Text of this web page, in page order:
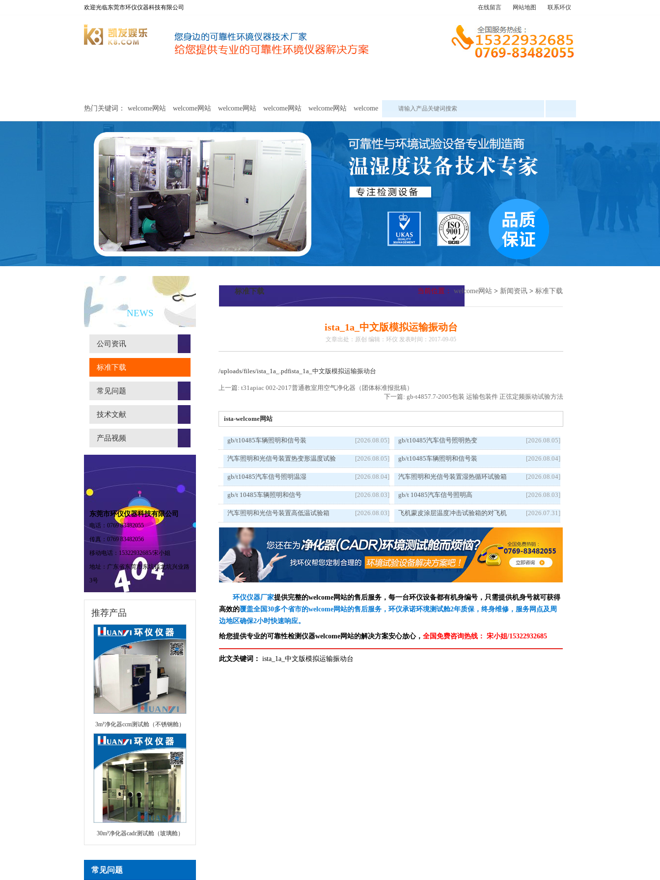
欢迎光临东莞市环仪仪器科技有限公司 在线留言 网站地图 联系环仪
关于环仪 联系环仪
热门关键词： welcome网站 welcome网站 welcome网站 welcome网站 welcome网站 welcome
网站 welcome网站
新闻资讯
NEWS
公司资讯
标准下载
常见问题
技术文献
产品视频
东莞市环仪仪器科技有限公司
电话：0769 83482055
传真：0769 83482056
移动电话：15322932685/宋小姐
地址：广东省东莞市东坑镇龙坑兴业路
3号
推荐产品
3m³净化器ccm测试舱（不锈钢舱）
30m³净化器cadr测试舱（玻璃舱）
常见问题
当前位置： welcome网站 > 新闻资讯 > 标准下载
标准下载
ista_1a_中文版模拟运输振动台
文章出处：原创 编辑：环仪 发表时间：2017-09-05
/uploads/files/ista_1a_.pdfista_1a_中文版模拟运输振动台
上一篇: t31apiac 002-2017普通教室用空气净化器（团体标准报批稿）
下一篇: gb-t4857.7-2005包装 运输包装件 正弦定频振动试验方法
ista-welcome网站
[2026.08.05]
gb/t10485车辆照明和信号装 [2026.08.05]
gb/t10485汽车信号照明热变
[2026.08.05]
汽车照明和光信号装置热变形温度试验 [2026.08.04]
gb/t10485车辆照明和信号装
[2026.08.04]
gb/t10485汽车信号照明温湿 [2026.08.04]
汽车照明和光信号装置湿热循环试验箱
[2026.08.03]
gb/t 10485车辆照明和信号 [2026.08.03]
gb/t 10485汽车信号照明高
[2026.08.03]
汽车照明和光信号装置高低温试验箱 [2026.07.31]
飞机蒙皮涂层温度冲击试验箱的对飞机
环仪仪器厂家提供完整的welcome网站的售后服务，每一台环仪设备都有机身编号，只需提供机身号就可获得
高效的覆盖全国30多个省市的welcome网站的售后服务，环仪承诺环境测试舱2年质保，终身维修，服务网点及周
边地区确保2小时快速响应。
给您提供专业的可靠性检测仪器welcome网站的解决方案安心放心， 全国免费咨询热线： 宋小姐/15322932685
此文关键词： ista_1a_中文版模拟运输振动台